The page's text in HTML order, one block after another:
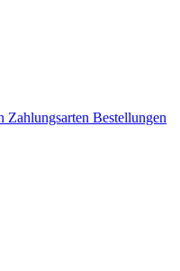
Zahlungsarten Bestellungen